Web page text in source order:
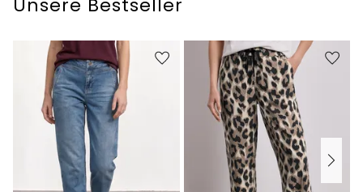
Unsere Bestseller